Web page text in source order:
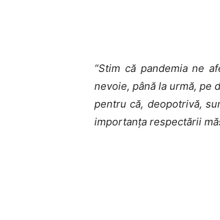
“Stim că pandemia ne
nevoie, până la urmă, pe
pentru că, deopotrivă,
importanța respectării